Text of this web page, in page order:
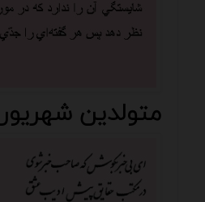
متولدین شهریور